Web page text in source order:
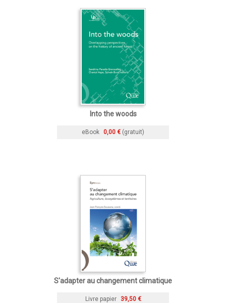
Into the woods
eBook 0,00 € (gratuit)
S'adapter au changement climatique
Livre papier 39,50 €